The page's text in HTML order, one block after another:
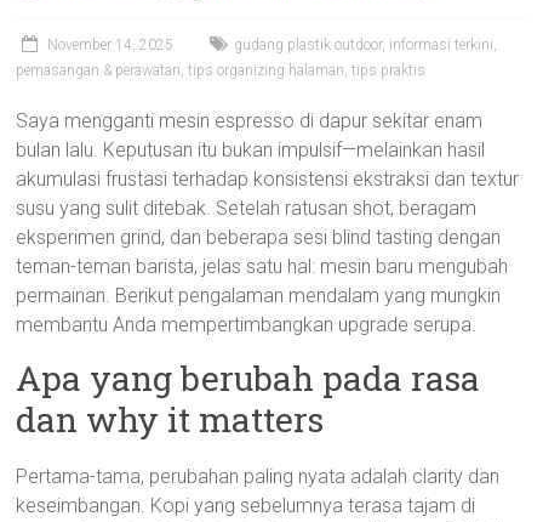
November 14, 2025 gudang plastik outdoor, informasi terkini,
pemasangan & perawatan,tips organizing halaman,tips praktis
Saya mengganti mesin espresso di dapur sekitar enam
bulan lalu. Keputusan itu bukan impulsif—melainkan hasil
akumulasi frustasi terhadap konsistensi ekstraksi dan textur
susu yang sulit ditebak. Setelah ratusan shot, beragam
eksperimen grind, dan beberapa sesi blind tasting dengan
teman-teman barista, jelas satu hal: mesin baru mengubah
permainan. Berikut pengalaman mendalam yang mungkin
membantu Anda mempertimbangkan upgrade serupa.
Apa yang berubah pada rasa
dan why it matters
Pertama-tama, perubahan paling nyata adalah clarity dan
keseimbangan. Kopi yang sebelumnya terasa tajam di